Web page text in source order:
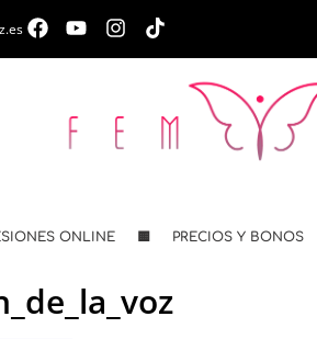
ONLINE 🟨 PRECIOS Y BONOS